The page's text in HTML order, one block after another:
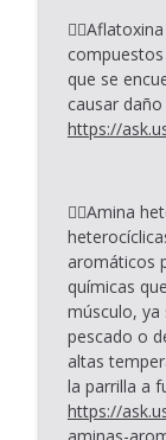
para
Tu
Tu
que se
causar
https://
👉🏾Amina
aromáticos
químicas
músculo, ya
pescado o
altas
la parrilla a
https://
aminas-